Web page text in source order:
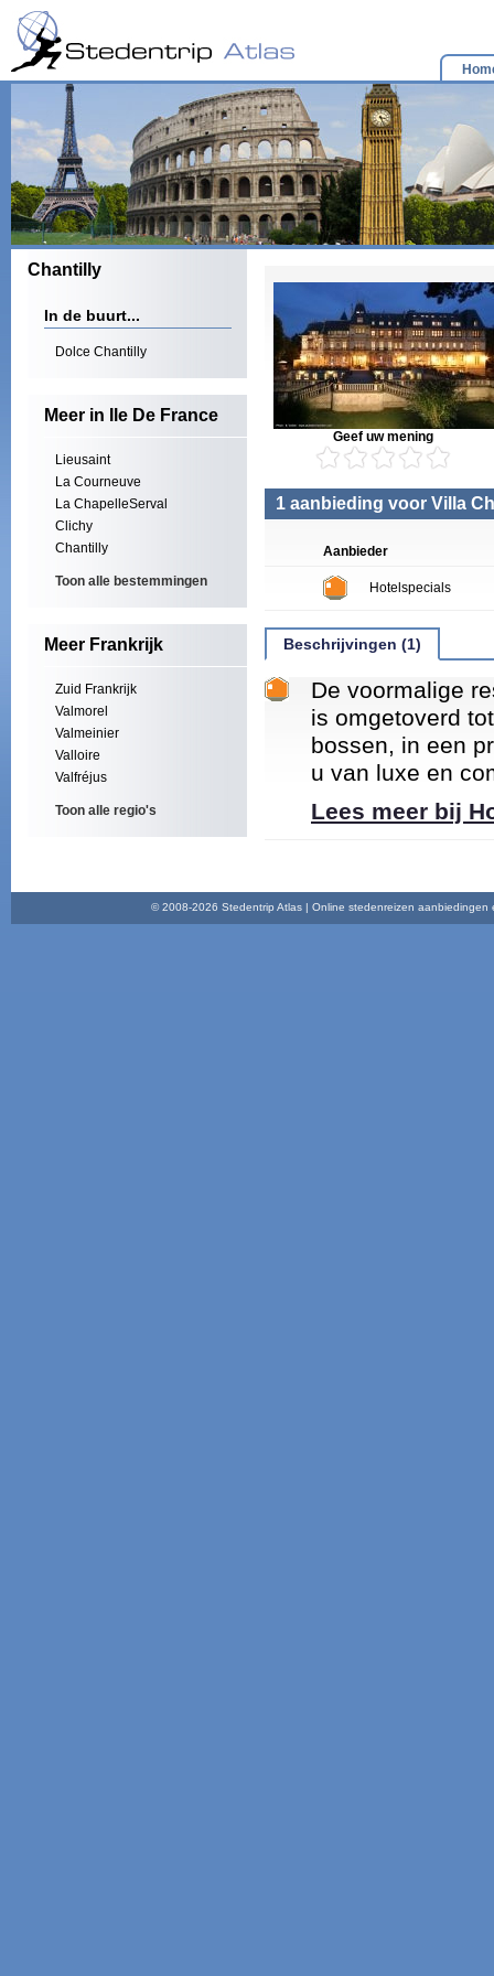
Chantilly
In de buurt...
Dolce Chantilly
Meer in Ile De France
Lieusaint
La Courneuve
La ChapelleServal
Clichy
Chantilly
Toon alle bestemmingen
Meer Frankrijk
Zuid Frankrijk
Valmorel
Valmeinier
Valloire
Valfréjus
Toon alle regio's
Geef uw mening
1 aanbieding voor Villa
Aanbieder
Hotelspecials
Beschrijvingen (1)
De voormalige
is omgetoverd
bossen, in een
u van luxe en
Lees meer bij
© 2008-2026 Stedentrip Atlas | Online stedenreizen